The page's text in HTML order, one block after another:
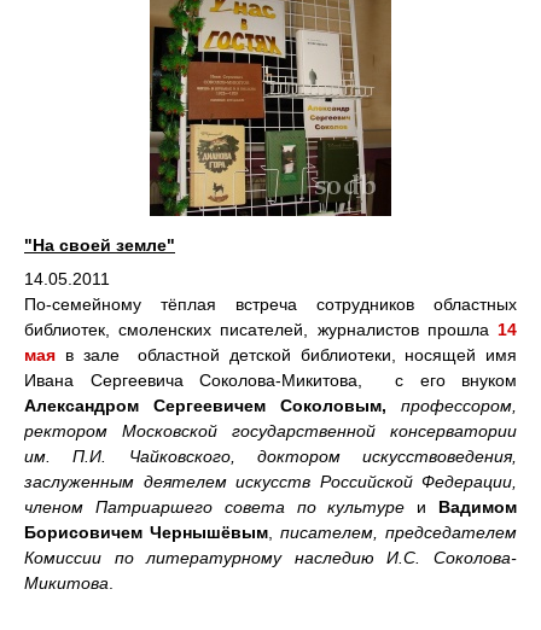
"На своей земле"
14.05.2011
По-семейному тёплая встреча сотрудников областных
библиотек, смоленских писателей, журналистов прошла 14
мая в зале областной детской библиотеки, носящей имя
Ивана Сергеевича Соколова-Микитова, с его внуком
Александром Сергеевичем Соколовым,
профессором,
ректором Московской государственной консерватории
им. П.И. Чайковского, доктором искусствоведения,
заслуженным деятелем искусств Российской Федерации,
членом Патриаршего совета по культуре и Вадимом
Борисовичем Чернышёвым
писателем, председателем
Комиссии по литературному наследию И.С. Соколова-
Микитова